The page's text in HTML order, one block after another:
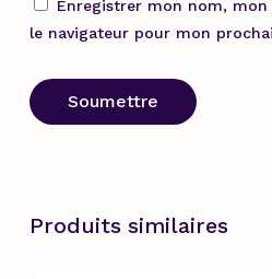
Enregistrer mon nom,
le navigateur pour mon
Produits similaires